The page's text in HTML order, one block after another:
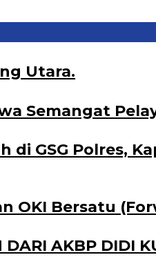
Utara.
Semangat
GSG Polres,
OKI Bersatu
AKBP DIDI